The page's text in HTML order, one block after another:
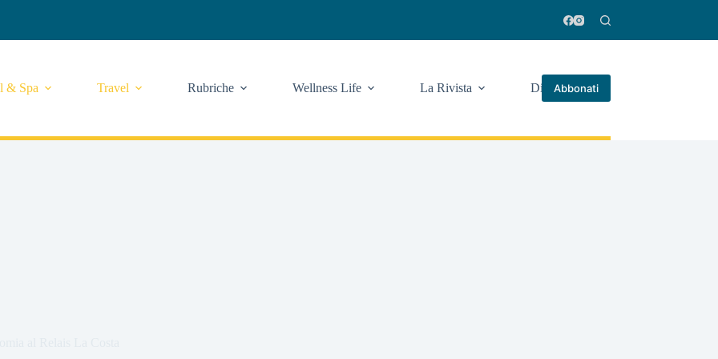
& Spa Travel Rubriche Wellness Life La Rivista Di piùAbbonati